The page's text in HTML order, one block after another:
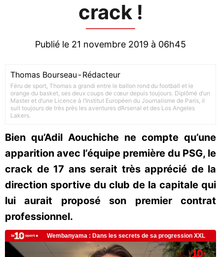
crack !
Publié le 21 novembre 2019 à 06h45
Thomas Bourseau -Rédacteur
Féru de sport, Thomas a grandi entre le ballon rond du football et le
orange du basket, ses deux coups de cœur depuis toujours. Diplômé d’un
Master et d’une Licence à l’Institut Européen du Journalisme de Paris, il
suit toujours de très près les aventures d’Arsenal et des Los Angeles
Lakers.
Bien qu’Adil Aouchiche ne compte qu’une
apparition avec l’équipe première du PSG, le
crack de 17 ans serait très apprécié de la
direction sportive du club de la capitale qui
lui aurait proposé son premier contrat
professionnel.